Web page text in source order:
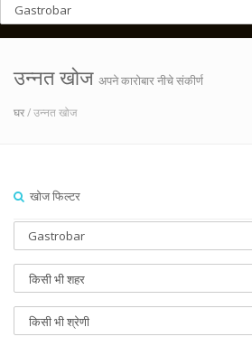
उन्नत खोज अपने कारोबार नीचे संकीर्ण
घर/ उन्नत खोज
खोज फिल्टर